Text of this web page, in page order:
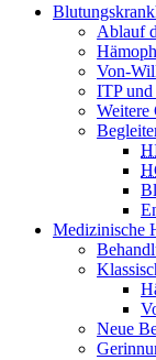
Ablauf
Von-
ITP
Weitere
Medizinische
Neue